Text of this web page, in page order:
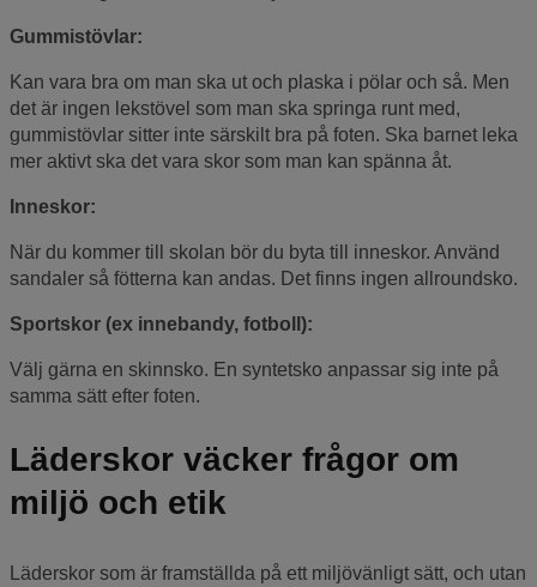
Gummistövlar:
Kan vara bra om man ska ut och plaska i pölar och så. Men
det är ingen lekstövel som man ska springa runt med,
gummistövlar sitter inte särskilt bra på foten. Ska barnet leka
mer aktivt ska det vara skor som man kan spänna åt.
Inneskor:
När du kommer till skolan bör du byta till inneskor. Använd
sandaler så fötterna kan andas. Det finns ingen allroundsko.
Sportskor (ex innebandy, fotboll):
Välj gärna en skinnsko. En syntetsko anpassar sig inte på
samma sätt efter foten.
Läderskor väcker frågor om
miljö och etik
Läderskor som är framställda på ett miljövänligt sätt, och utan